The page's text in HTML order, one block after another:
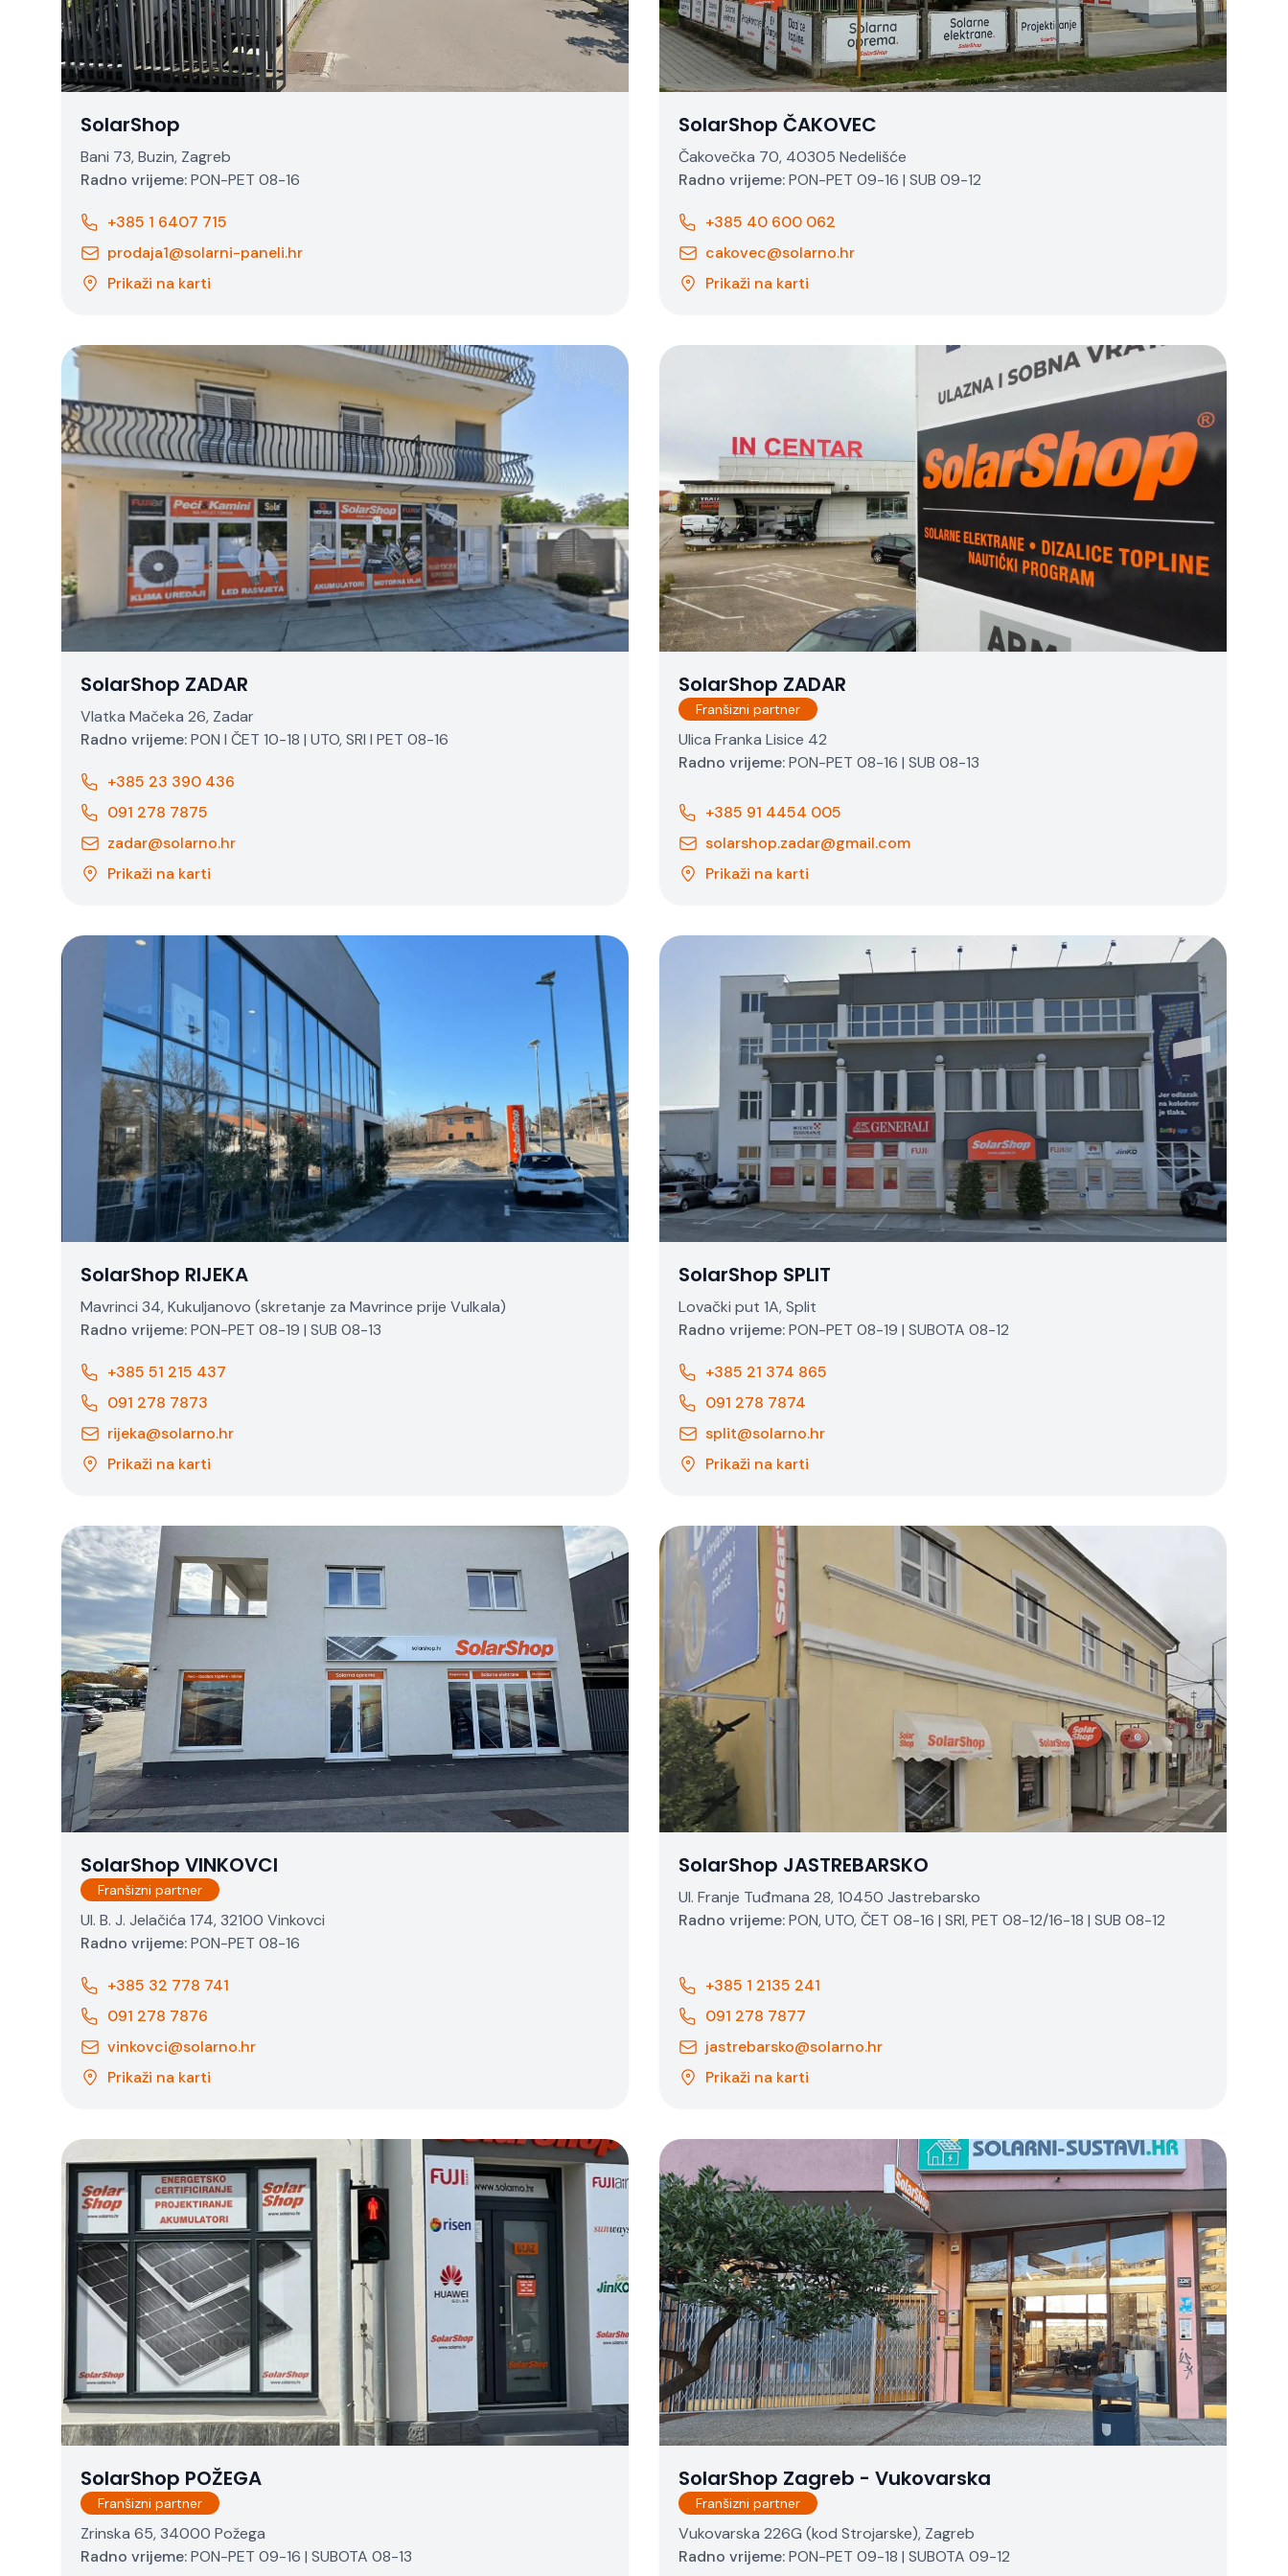
SolarShop
Bani 73, Buzin, Zagreb
Radno vrijeme:PON-PET 08-16
+385 1 6407 715
prodaja1@solarni-paneli.hr
Prikaži na karti
SolarShop ČAKOVEC
Čakovečka 70, 40305 Nedelišće
Radno vrijeme:PON-PET 09-16 | SUB 09-12
+385 40 600 062
cakovec@solarno.hr
Prikaži na karti
SolarShop ZADAR
Vlatka Mačeka 26, Zadar
Radno vrijeme:PON I ČET 10-18 | UTO, SRI I PET 08-16
+385 23 390 436
091 278 7875
zadar@solarno.hr
Prikaži na karti
SolarShop ZADAR
Franšizni partner
Ulica Franka Lisice 42
Radno vrijeme:PON-PET 08-16 | SUB 08-13
+385 91 4454 005
solarshop.zadar@gmail.com
Prikaži na karti
SolarShop RIJEKA
Mavrinci 34, Kukuljanovo (skretanje za Mavrince prije Vulkala)
Radno vrijeme:PON-PET 08-19 | SUB 08-13
+385 51 215 437
091 278 7873
rijeka@solarno.hr
Prikaži na karti
SolarShop SPLIT
Lovački put 1A, Split
Radno vrijeme:PON-PET 08-19 | SUBOTA 08-12
+385 21 374 865
091 278 7874
split@solarno.hr
Prikaži na karti
SolarShop VINKOVCI
Franšizni partner
Ul. B. J. Jelačića 174, 32100 Vinkovci
Radno vrijeme:PON-PET 08-16
+385 32 778 741
091 278 7876
vinkovci@solarno.hr
Prikaži na karti
SolarShop JASTREBARSKO
Ul. Franje Tuđmana 28, 10450 Jastrebarsko
Radno vrijeme:PON, UTO, ČET 08-16 | SRI, PET 08-12/16-18 | SUB 08-12
+385 1 2135 241
091 278 7877
jastrebarsko@solarno.hr
Prikaži na karti
SolarShop POŽEGA
Franšizni partner
Zrinska 65, 34000 Požega
Radno vrijeme:PON-PET 09-16 | SUBOTA 08-13
SolarShop Zagreb - Vukovarska
Franšizni partner
Vukovarska 226G (kod Strojarske), Zagreb
Radno vrijeme:PON-PET 09-18 | SUBOTA 09-12